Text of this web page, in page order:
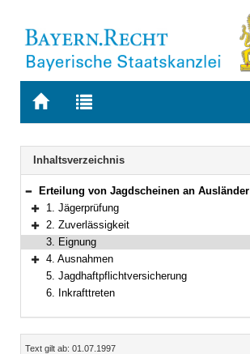
Zur
BAYERN.RECHT
Zur
letzten
Suche
Navigation
Inhaltsverzeichnis
Bereich reduzieren
Erteilung von Jagdscheinen an Ausländer
Bereich erweitern
1. Jägerprüfung
Bereich erweitern
2. Zuverlässigkeit
3. Eignung
Bereich erweitern
4. Ausnahmen
5. Jagdhaftpflichtversicherung
6. Inkrafttreten
Inhalt
Text gilt ab: 01.07.1997